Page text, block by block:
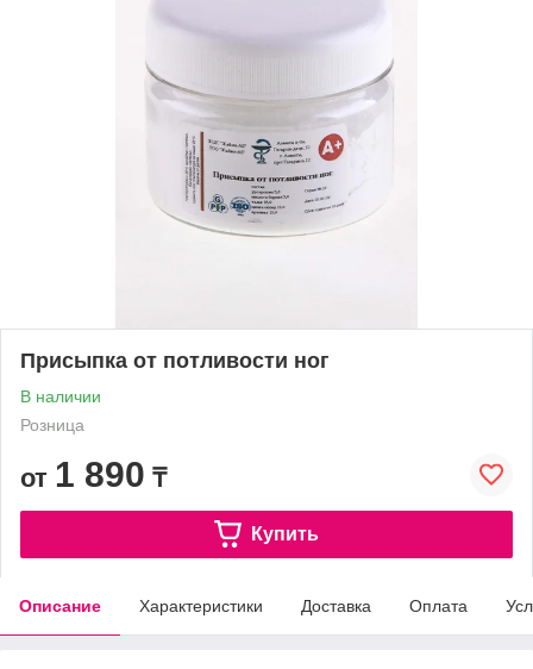
Присыпка от потливости ног
В наличии
Розница
от 1 890 ₸
Купить
Описание Характеристики Доставка Оплата